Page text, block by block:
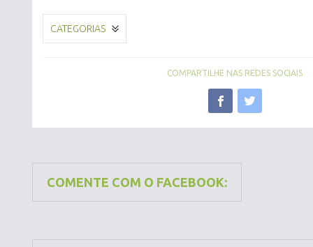
CATEGORIAS
COMPARTILHE NAS REDES SOCIAIS
COMENTE COM O FACEBOOK: